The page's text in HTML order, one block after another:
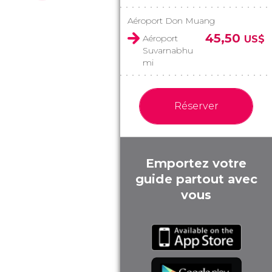
Aéroport Don Muang
Aéroport
Suvarnabhu
mi
45,50 US$
Réserver
Emportez votre
guide partout avec
vous